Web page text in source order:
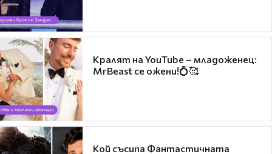
Кралят на YouTube – младоженец:
MrBeast се ожени!💍🥰
Кой съсипа Фантастичната